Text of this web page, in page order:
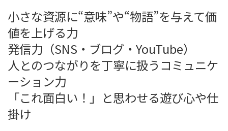
小さな資源に“意味”や“物語”を与えて価
値を上げる力
発信力（SNS・ブログ・YouTube）
人とのつながりを丁寧に扱うコミュニケ
ーション力
「これ面白い！」と思わせる遊び心や仕
掛け